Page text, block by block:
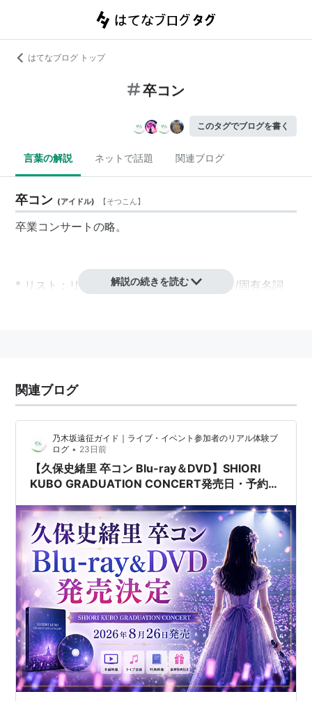
はてなブログ トップ
卒コン
このタグでブログを書く
言葉の解説 ネットで話題 関連ブログ
卒コン (アイドル) 【そつこん】
卒業コンサートの略。
* リスト ： リスト::ハロプロ関連キーワード//固有名詞
解説の続きを読む
関連ブログ
乃木坂遠征ガイド｜ライブ・イベント参加者のリアル体験ブ
ログ • 23日前
【久保史緒里 卒コン Blu-ray＆DVD】SHIORI
KUBO GRADUATION CONCERT発売日・予約方